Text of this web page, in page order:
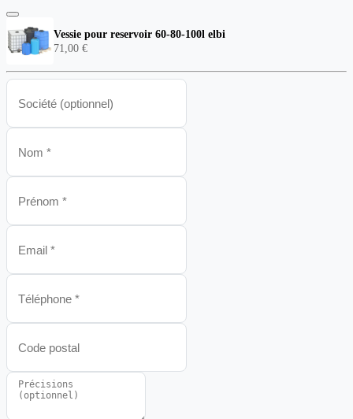
Vessie pour reservoir 60-80-100l elbi
71,00 €